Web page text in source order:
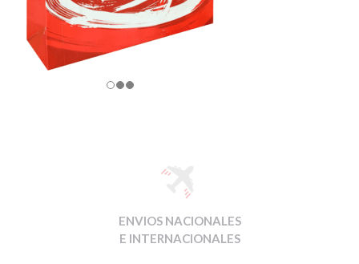
ENVIOS NACIONALES
E INTERNACIONALES